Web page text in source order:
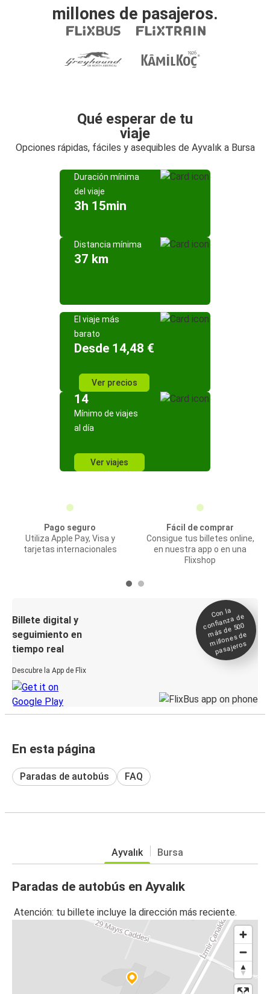
millones de pasajeros.
Qué esperar de tu
viaje
Opciones rápidas, fáciles y asequibles de Ayvalık a Bursa
Duración mínima
del viaje
3h 15min
Distancia mínima
37 km
El viaje más
barato
Desde 14,48 €
Ver precios
14
Mínimo de viajes
al día
Ver viajes
Pago seguro
Utiliza Apple Pay, Visa y
tarjetas internacionales
Fácil de comprar
Consigue tus billetes online,
en nuestra app o en una
Flixshop
Billete digital y
seguimiento en
tiempo real
Descubre la App de Flix
Con la
confianza de
más de 500
millones de
pasajeros
En esta página
Paradas de autobús FAQ
Ayvalık Bursa
Paradas de autobús en Ayvalık
Atención: tu billete incluye la dirección más reciente.